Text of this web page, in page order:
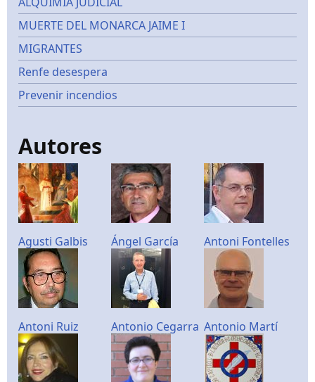
MUERTE DEL MONARCA JAIME I
MIGRANTES
Renfe desespera
Prevenir incendios
Autores
Agusti Galbis Ángel García Antoni Fontelles
Antoni Ruiz Antonio Cegarra Antonio Martí